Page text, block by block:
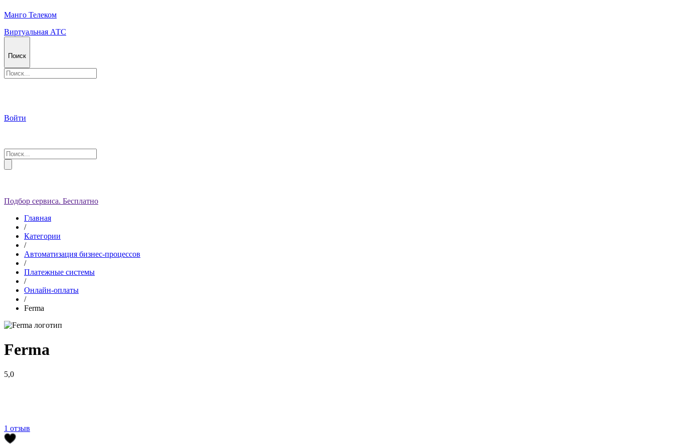
Манго Телеком
Виртуальная АТС
Поиск
Войти
Подбор сервиса. Бесплатно
Главная
/
Категории
/
Автоматизация бизнес-процессов
/
Платежные системы
/
Онлайн-оплаты
/
Ferma
Ferma
5,0
1 отзыв